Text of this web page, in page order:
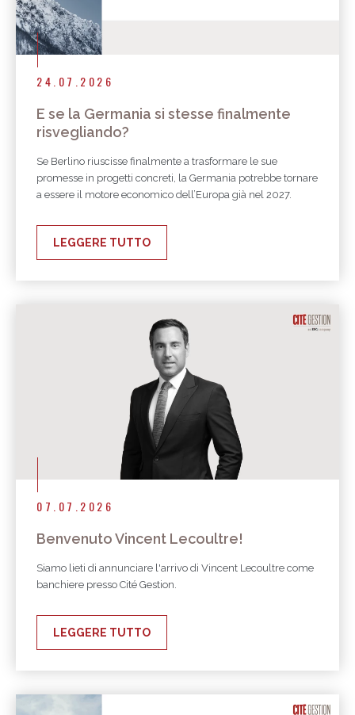
24.07.2026
E se la Germania si stesse finalmente
risvegliando?
Se Berlino riuscisse finalmente a trasformare le sue
promesse in progetti concreti, la Germania potrebbe tornare
a essere il motore economico dell’Europa già nel 2027.
LEGGERE TUTTO
07.07.2026
Benvenuto Vincent Lecoultre!
Siamo lieti di annunciare l'arrivo di Vincent Lecoultre come
banchiere presso Cité Gestion.
LEGGERE TUTTO